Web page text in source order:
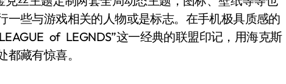
一些与游戏相关的人物或是标志。在手机极具质感的
of LEGNDS”这一经典的联盟印记，用海克斯
藏有惊喜。